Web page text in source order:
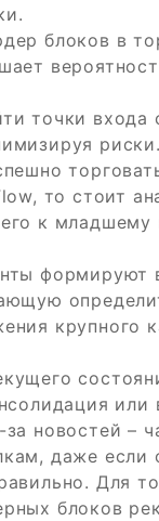
блоков в
точки входа
риски.
то стоит
к младшему
формируют
крупного
или
за новостей –
даже если
Для
блоков